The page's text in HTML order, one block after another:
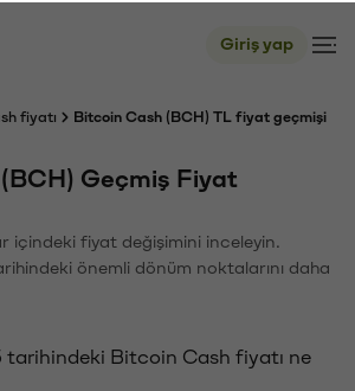
Giriş yap
fiyatı Bitcoin Cash (BCH) TL fiyat geçmişi
Geçmiş Fiyat
içindeki fiyat değişimini inceleyin.
önemli dönüm noktalarını daha
tarihindeki Bitcoin Cash fiyatı ne